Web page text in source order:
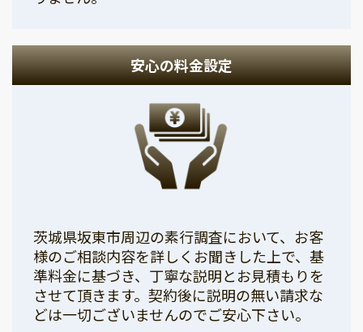
安心の料金設定
茨城県坂東市周辺の素行調査において、お客
様のご相談内容を詳しくお聞きした上で、基
準料金に基づき、丁寧な説明とお見積もりを
させて頂きます。契約後に説明の無い請求な
どは一切ございませんのでご安心下さい。